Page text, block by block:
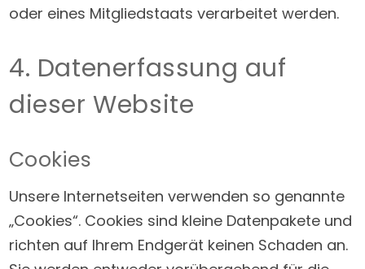
oder eines Mitgliedstaats verarbeitet werden.
4. Datenerfassung auf
dieser Website
Cookies
Unsere Internetseiten verwenden so genannte
„Cookies“. Cookies sind kleine Datenpakete und
richten auf Ihrem Endgerät keinen Schaden an.